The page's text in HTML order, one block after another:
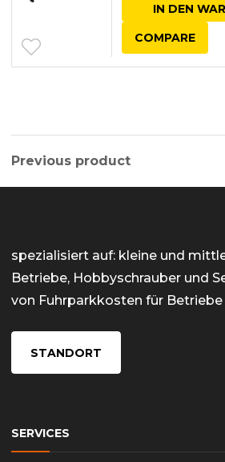
IN DEN
COMPARE
Previous product
spezialisiert auf: kleine und
Betriebe, Hobbyschrauber und
von Fuhrparkkosten für Betriebe
STANDORT
SERVICES